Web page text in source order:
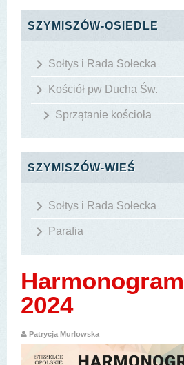
SZYMISZÓW-OSIEDLE
Sołtys i Rada Sołecka
Kościół pw Ducha Św.
Sprzątanie kościoła
SZYMISZÓW-WIEŚ
Sołtys i Rada Sołecka
Parafia
Harmonogram
2024
Patrycja Murlowska